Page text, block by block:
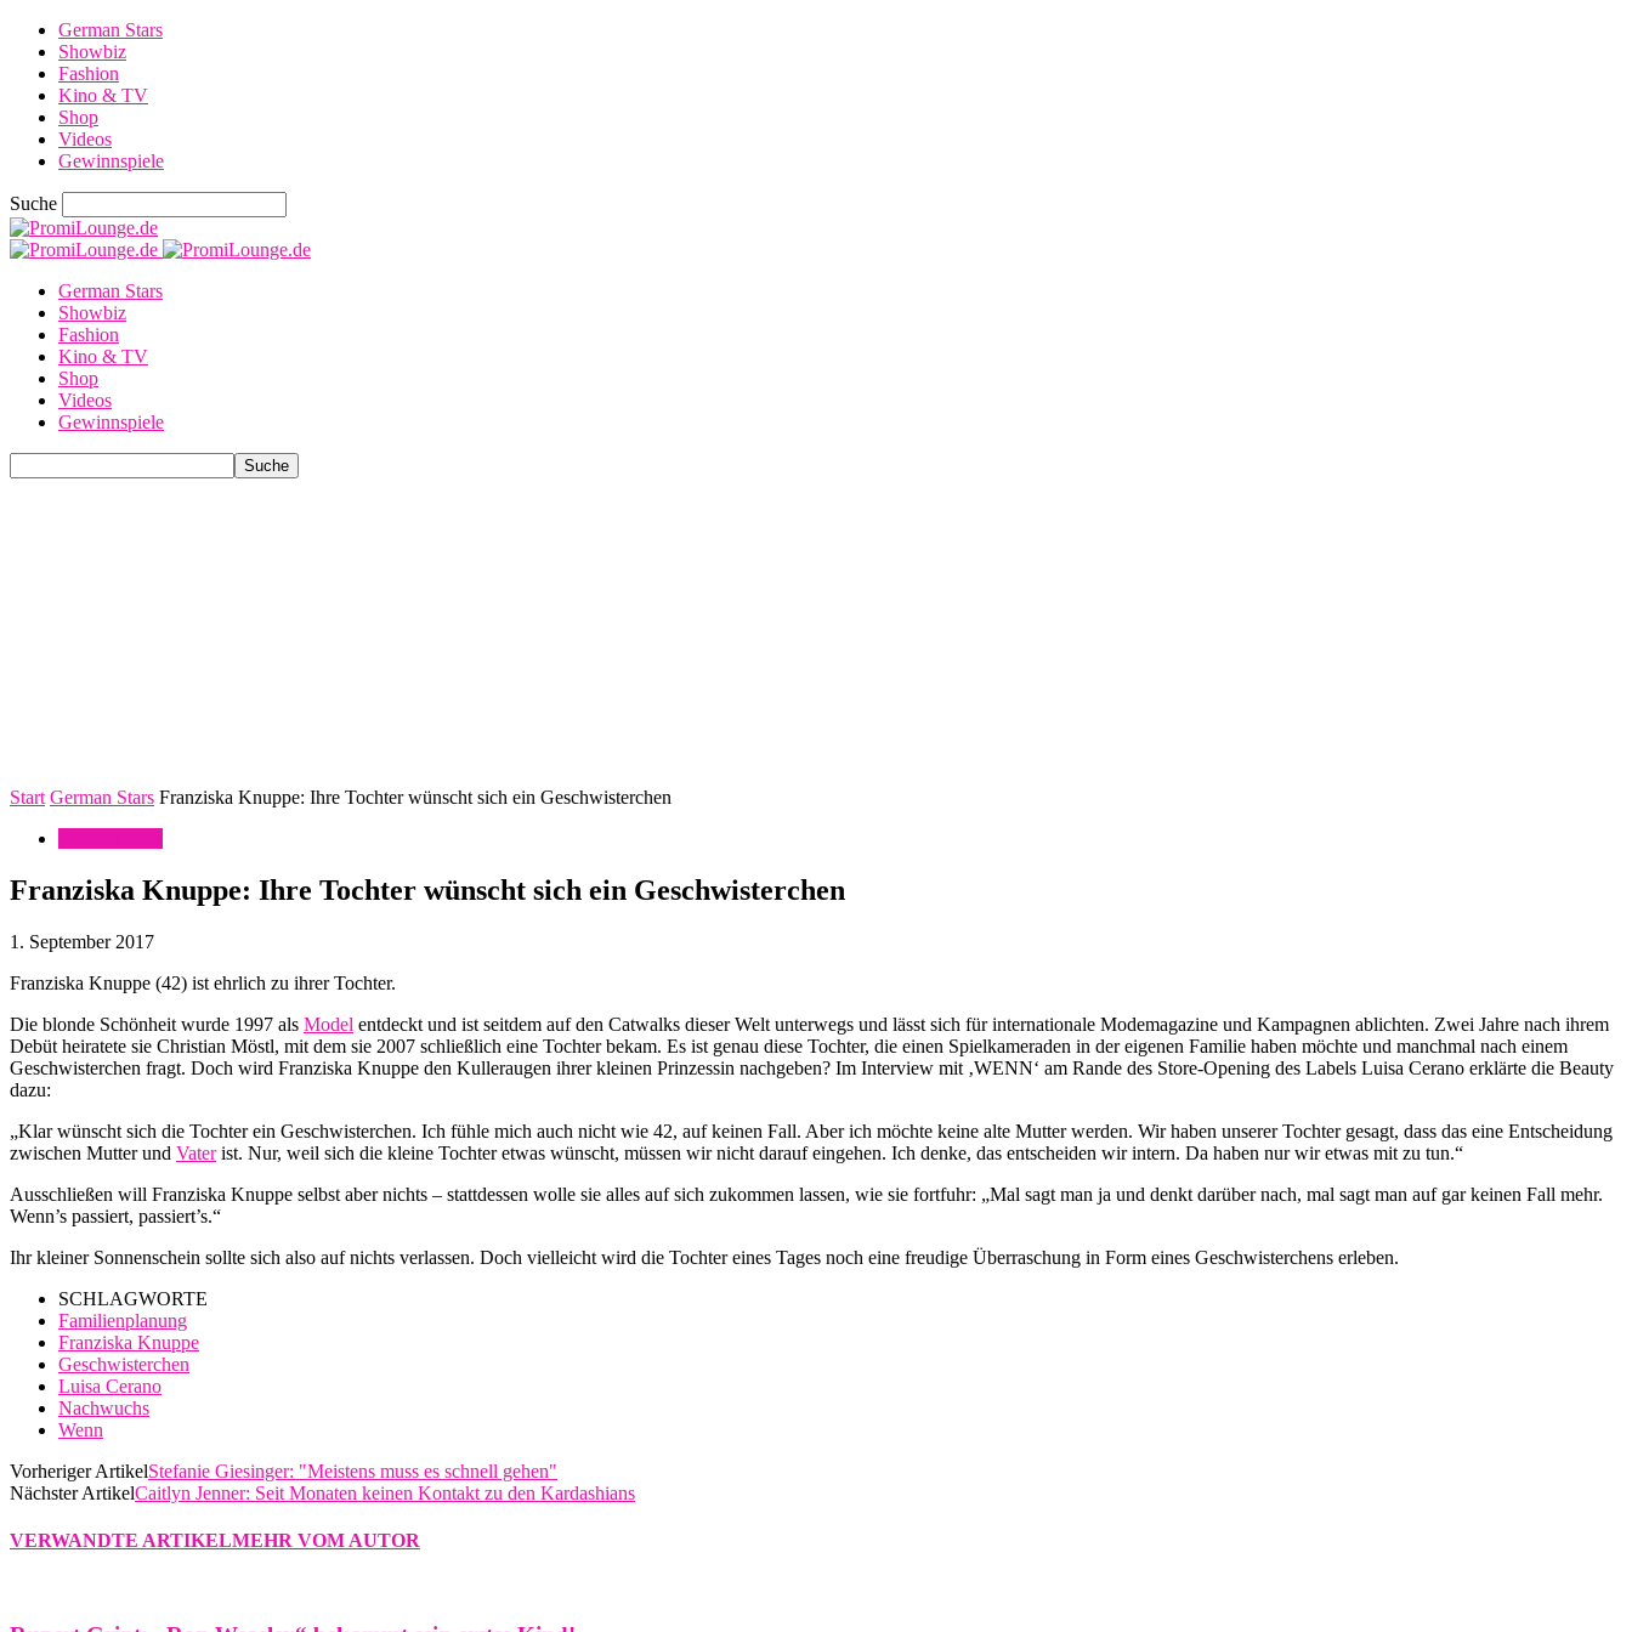
German Stars
Showbiz
Fashion
Kino & TV
Shop
Videos
Gewinnspiele
Suche
German Stars
Showbiz
Fashion
Kino & TV
Shop
Videos
Gewinnspiele
Start German Stars Franziska Knuppe: Ihre Tochter wünscht sich ein Geschwisterchen
Franziska Knuppe: Ihre Tochter wünscht sich ein Geschwisterchen
1. September 2017
Franziska Knuppe (42) ist ehrlich zu ihrer Tochter.
Die blonde Schönheit wurde 1997 als Model entdeckt und ist seitdem auf den Catwalks dieser Welt unterwegs und lässt sich für internationale Modemagazine und Kampagnen ablichten. Zwei Jahre nach ihrem
Debüt heiratete sie Christian Möstl, mit dem sie 2007 schließlich eine Tochter bekam. Es ist genau diese Tochter, die einen Spielkameraden in der eigenen Familie haben möchte und manchmal nach einem
Geschwisterchen fragt. Doch wird Franziska Knuppe den Kulleraugen ihrer kleinen Prinzessin nachgeben? Im Interview mit ‚WENN‘ am Rande des Store-Opening des Labels Luisa Cerano erklärte die Beauty
dazu:
„Klar wünscht sich die Tochter ein Geschwisterchen. Ich fühle mich auch nicht wie 42, auf keinen Fall. Aber ich möchte keine alte Mutter werden. Wir haben unserer Tochter gesagt, dass das eine Entscheidung
zwischen Mutter und Vaterist. Nur, weil sich die kleine Tochter etwas wünscht, müssen wir nicht darauf eingehen. Ich denke, das entscheiden wir intern. Da haben nur wir etwas mit zu tun.“
Ausschließen will Franziska Knuppe selbst aber nichts – stattdessen wolle sie alles auf sich zukommen lassen, wie sie fortfuhr: „Mal sagt man ja und denkt darüber nach, mal sagt man auf gar keinen Fall mehr.
Wenn’s passiert, passiert’s.“
Ihr kleiner Sonnenschein sollte sich also auf nichts verlassen. Doch vielleicht wird die Tochter eines Tages noch eine freudige Überraschung in Form eines Geschwisterchens erleben.
SCHLAGWORTE
Familienplanung
Franziska Knuppe
Geschwisterchen
Luisa Cerano
Nachwuchs
Wenn
Vorheriger ArtikelStefanie Giesinger: "Meistens muss es schnell gehen"
Nächster ArtikelCaitlyn Jenner: Seit Monaten keinen Kontakt zu den Kardashians
VERWANDTE ARTIKELMEHR VOM AUTOR